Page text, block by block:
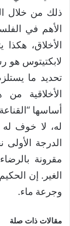
ذلك من خلال
الأهم في
الأخلاق،
لابكتيتوس هو
تحديد ما
الأخلاقية
أساسها
له، لا خوف
الدرجة
مقرونة
الغير. إن
وجرعة ماء.
مقالات ذات صلة